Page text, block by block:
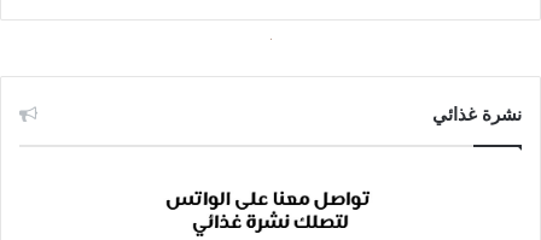
نشرة غذائي